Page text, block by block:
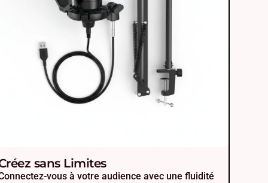
sans Limites
vous à votre audience avec une fluidité